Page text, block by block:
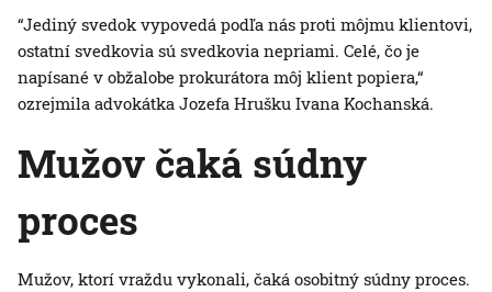
“Jediný svedok vypovedá podľa nás proti môjmu klientovi,
ostatní svedkovia sú svedkovia nepriami. Celé, čo je
napísané v obžalobe prokurátora môj klient popiera,“
ozrejmila advokátka Jozefa Hrušku Ivana Kochanská.
Mužov čaká súdny
proces
Mužov, ktorí vraždu vykonali, čaká osobitný súdny proces.